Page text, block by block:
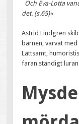
Och Eva-Lotta
det. (s.65)«
Astrid Lindgren
barnen, varvat
Lättsamt,
faran ständigt